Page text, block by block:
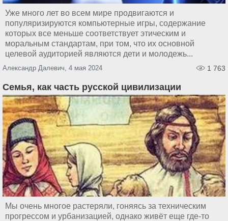
Уже много лет во всем мире продвигаются и
популяризируются компьютерные игры, содержание
которых все меньше соответствует этическим и
моральным стандартам, при том, что их основной
целевой аудиторией являются дети и молодежь...
Александр Далевич, 4 мая 2024 1 763
Семья, как часть русской цивилизации
Мы очень многое растеряли, гоняясь за техническим
прогрессом и урбанизацией, однако живёт еще где-то